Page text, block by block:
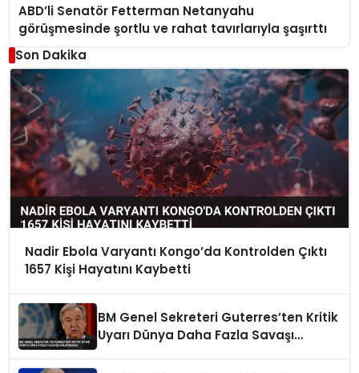
ABD’li Senatör Fetterman Netanyahu
görüşmesinde şortlu ve rahat tavırlarıyla şaşırttı
Son Dakika
Nadir Ebola Varyantı Kongo’da Kontrolden Çıktı
1657 Kişi Hayatını Kaybetti
BM Genel Sekreteri Guterres’ten Kritik
Uyarı Dünya Daha Fazla Savaşı